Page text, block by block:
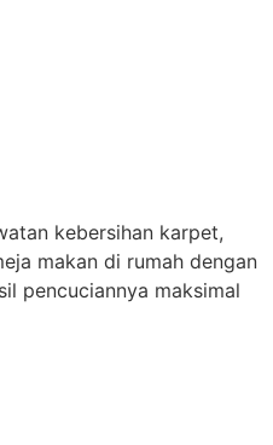
kebersihan karpet,
makan di rumah dengan
pencuciannya maksimal